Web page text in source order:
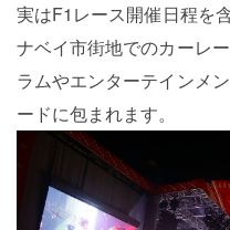
実はF1レース開催日程を
ナベイ市街地でのカーレ
ラムやエンターテインメ
ードに包まれます。